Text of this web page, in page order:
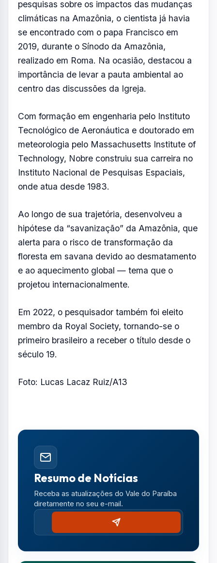
feira (30) a nomeação do cientista brasileiro
Carlos Nobre para integrar um conselho do
Vaticano dedicado ao desenvolvimento
humano.
O grupo, conhecido como dicastério, reúne
especialistas de diferentes áreas para discutir
brasileiro entre os nomeados.
Reconhecido internacionalmente por suas
pesquisas sobre os impactos das mudanças
climáticas na Amazônia, o cientista já havia
se encontrado com o papa Francisco em
realizado em Roma. Na ocasião, destacou a
importância de levar a pauta ambiental ao
centro das discussões da Igreja.
Com formação em engenharia pelo Instituto
Tecnológico de Aeronáutica e doutorado em
Technology, Nobre construiu sua carreira no
Instituto Nacional de Pesquisas Espaciais,
onde atua desde 1983.
hipótese da “savanização” da Amazônia, que
e ao aquecimento global — tema que o
Em 2022, o pesquisador também foi eleito
membro da Royal Society, tornando-se o
primeiro brasileiro a receber o título desde o
século 19.